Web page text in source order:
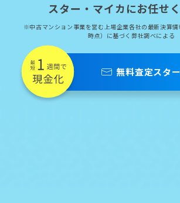
スター・マイカにお任せ
※中古マンション事業を営む上場企業各社の最新決算
時点）に基づく弊社調べによる
無料査定スタ